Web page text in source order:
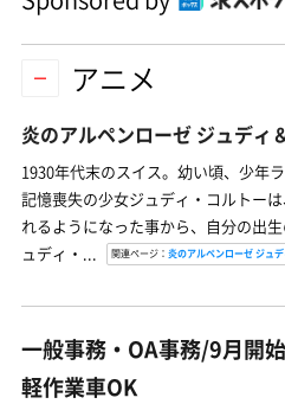
アニメ
炎のアルペンローゼ ジュディ
1930年代末のスイス。幼い頃、少年
記憶喪失の少女ジュディ・コルトー
れるようになった事から、自分の出
ュディ・...
関連ページ： 炎のアルペンローゼ ジュ
一般事務・OA事務/9月開
軽作業車OK